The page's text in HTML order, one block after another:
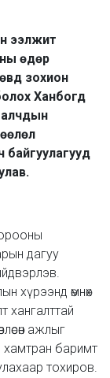
ээлжит
өдөр
зохион
Ханбогд
байгуулагууд
дагуу
хүрээнд өмнөх
хангалттай
ажлыг
баримт
тохиров.